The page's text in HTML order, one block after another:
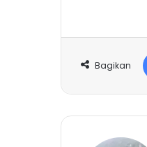
Bagikan